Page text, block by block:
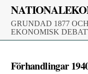
Skip
content
GRUNDAD 1877
EKONOMISK
Förhandlingar